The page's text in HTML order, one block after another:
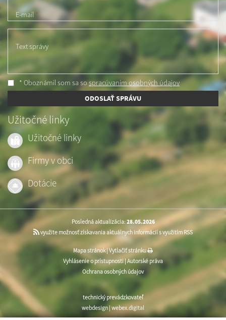
E-mail*
Text správy
* Oboznámil som sa sospracúvaním osobných údajov
ODOSLAŤ SPRÁVU
Užitočné linky
Užitočné linky
Firmy v obci
Dotácie
Posledná aktualizácia: 28.05.2026
využite možnosť získavania aktuálnych informácií s využitím RSS
Mapa stránok|Vytlačiť stránku
Vyhlásenie o prístupnosti|Autorské práva
Ochrana osobných údajov
technický prevádzkovateľ
webdesign | webex.digital